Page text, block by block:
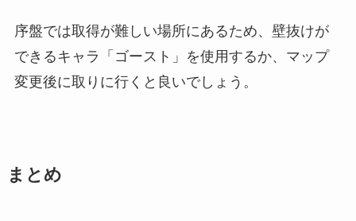
序盤では取得が難しい場所にあるため、壁抜けが
できるキャラ「ゴースト」を使用するか、マップ
変更後に取りに行くと良いでしょう。
まとめ